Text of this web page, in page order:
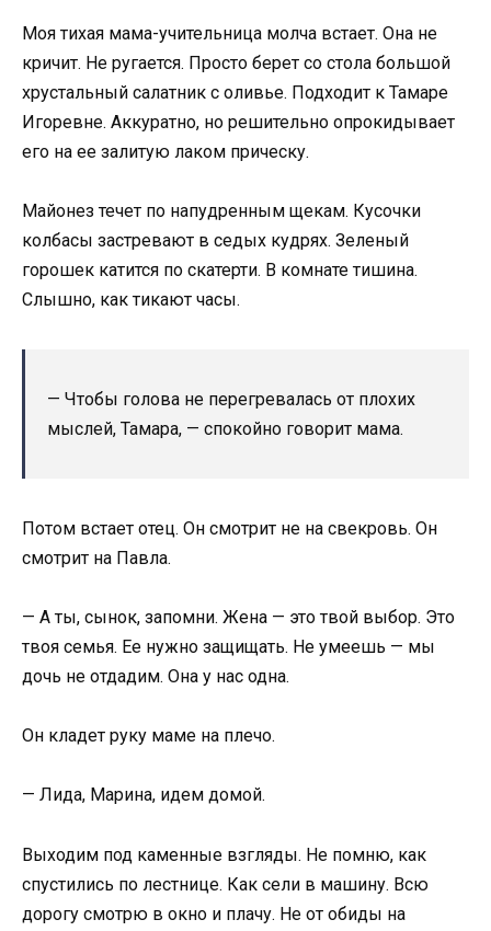
Моя тихая мама-учительница молча встает. Она не
кричит. Не ругается. Просто берет со стола большой
хрустальный салатник с оливье. Подходит к Тамаре
Игоревне. Аккуратно, но решительно опрокидывает
его на ее залитую лаком прическу.
Майонез течет по напудренным щекам. Кусочки
колбасы застревают в седых кудрях. Зеленый
горошек катится по скатерти. В комнате тишина.
Слышно, как тикают часы.
— Чтобы голова не перегревалась от плохих
мыслей, Тамара, — спокойно говорит мама.
Потом встает отец. Он смотрит не на свекровь. Он
смотрит на Павла.
— А ты, сынок, запомни. Жена — это твой выбор. Это
твоя семья. Ее нужно защищать. Не умеешь — мы
дочь не отдадим. Она у нас одна.
Он кладет руку маме на плечо.
— Лида, Марина, идем домой.
Выходим под каменные взгляды. Не помню, как
спустились по лестнице. Как сели в машину. Всю
дорогу смотрю в окно и плачу. Не от обиды на